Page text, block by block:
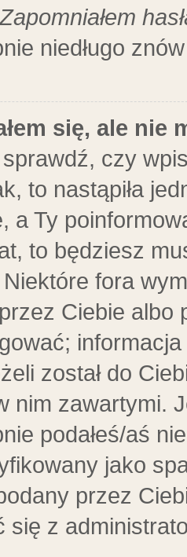
Zapomniałem
niedługo
się, ale nie
czy
to nastąpiła
a Ty
to będziesz
fora
Ciebie albo
został do
nim zawartymi.
podałeś/aś
jako
przez
się z